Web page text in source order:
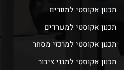
תכנון אקוסטי למגורים
תכנון אקוסטי למשרדים
תכנון אקוסטי למרכזי מסחר
תכנון אקוסטי למבני ציבור